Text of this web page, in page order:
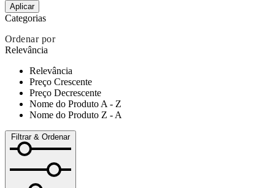
Aplicar
Categorias
Ordenar por
Relevância
Relevância
Preço Crescente
Preço Decrescente
Nome do Produto A - Z
Nome do Produto Z - A
Filtrar & Ordenar